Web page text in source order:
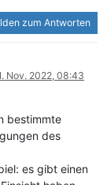
zum Antworten
Nov. 2022, 08:43
bestimmte
des
es gibt einen